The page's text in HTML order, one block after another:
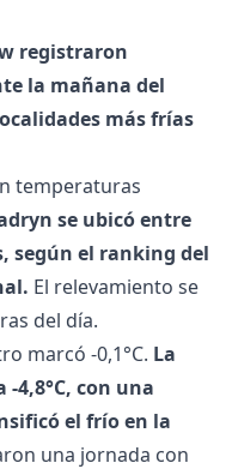
registraron
la mañana del
más frías
temperaturas
se ubicó entre
según el ranking del
El relevamiento se
del día.
marcó -0,1°C. La
4,8°C, con una
el frío en la
una jornada con